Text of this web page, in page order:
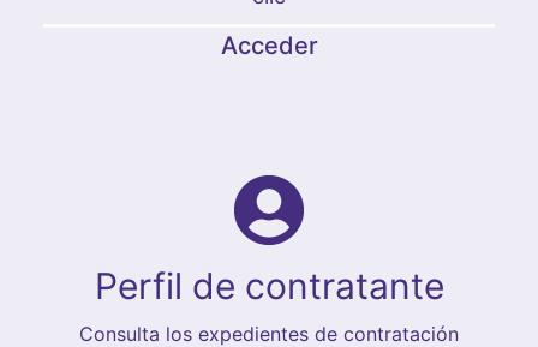
Acceder
Perfil de contratante
Consulta los expedientes de contratación